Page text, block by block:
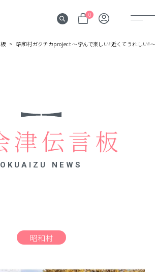
0
昭和村ガクチカproject ～学んで楽しい！近くてうれしい！
津伝言板
OKUAIZU NEWS
昭和村